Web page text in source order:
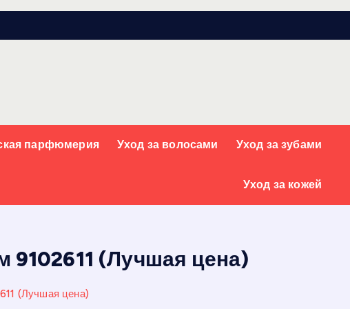
парфюмерия Уход за волосами Уход за зубами
Уход за кожей
9102611 (Лучшая цена)
(Лучшая цена)